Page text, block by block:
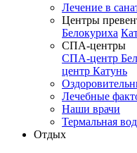
Лечение в
Центры
Белокуриха
СПА-центры
СПА-центр
центр Катунь
Лечебные
Наши врачи
Термальная
Отдых